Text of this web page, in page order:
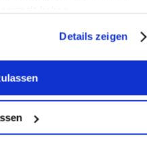
Details zeigen
omheining
dagelijks van